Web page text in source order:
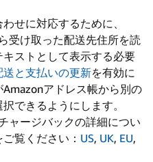
せに対応するために、
受け取った配送先住所を読
ストとして表示する必要
送と支払いの更新を有効に
Amazonアドレス帳から別の
できるようにします。
ャージバックの詳細につい
覧ください： US, UK, EU,